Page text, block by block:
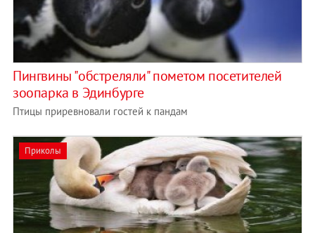
Пингвины "обстреляли" пометом посетителей
зоопарка в Эдинбурге
Птицы приревновали гостей к пандам
Приколы